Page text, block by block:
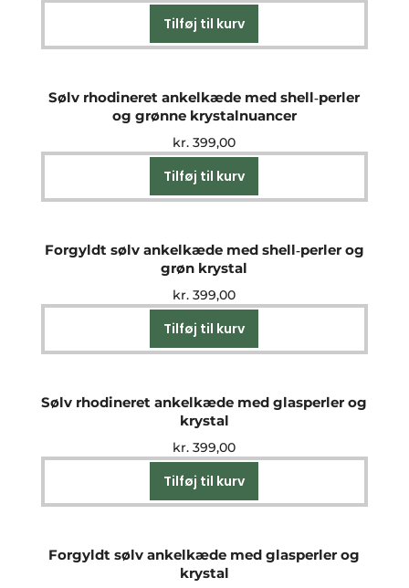
Tilføj til kurv
Sølv rhodineret ankelkæde med shell‑perler
og grønne krystalnuancer
kr. 399,00
Tilføj til kurv
Forgyldt sølv ankelkæde med shell‑perler og
grøn krystal
kr. 399,00
Tilføj til kurv
Sølv rhodineret ankelkæde med glasperler og
krystal
kr. 399,00
Tilføj til kurv
Forgyldt sølv ankelkæde med glasperler og
krystal